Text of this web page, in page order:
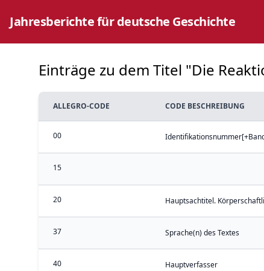
Jahresberichte für deutsche Geschichte
Einträge zu dem Titel "Die
ALLEGRO-CODE CODE BESCHREIBUNG
00
15
20 Hauptsachtitel.
37 Sprache(n) des Textes
40 Hauptverfasser